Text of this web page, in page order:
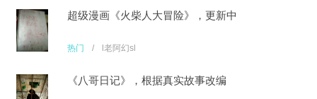
超级漫画《火柴人大冒险》，更新中
热门 / l老阿幻sl
《八哥日记》，根据真实故事改编